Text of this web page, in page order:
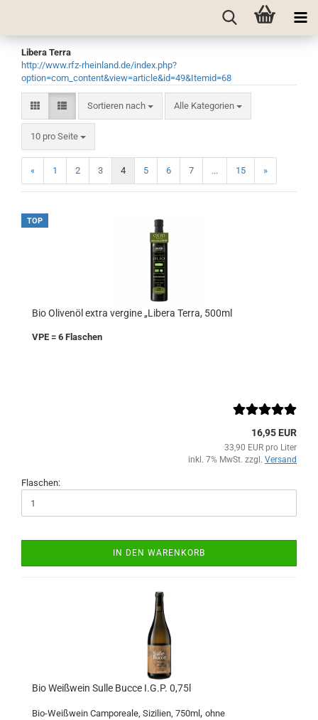
Libera Terra
http://www.rfz-rheinland.de/index.php?
option=com_content&view=article&id=49&Itemid=68
Sortieren nach
Sortieren nach Alle Kategorien
10 pro Seite
pro Seite
« 1 2 3 4 5 6 7 ... 15 »
TOP
Bio Olivenöl extra vergine „Libera Terra, 500ml
VPE = 6 Flaschen
16,95 EUR
33,90 EUR pro Liter
inkl. 7% MwSt. zzgl. Versand
Flaschen:
IN DEN WARENKORB
Bio Weißwein Sulle Bucce I.G.P. 0,75l
Bio-Weißwein Camporeale, Sizilien, 750ml , ohne